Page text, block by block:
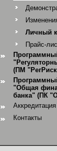
Личный
Прайс-
(ПМ
"Общая
банка" (ПК
Контакты